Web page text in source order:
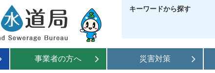
キーワードから探す
事業者の方へ 災害対策